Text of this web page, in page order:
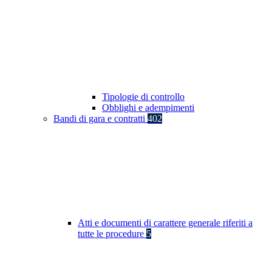
Tipologie di controllo
Obblighi e adempimenti
Bandi di gara e contratti 402
Atti e documenti di carattere generale riferiti a
tutte le procedure 5